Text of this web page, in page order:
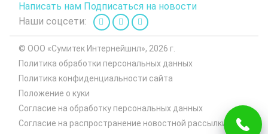
Написать нам Подписаться на новости
Наши соцсети:
© ООО «Сумитек Интернейшнл», 2026 г.
Политика обработки персональных данных
Политика конфиденциальности сайта
Положение о куки
Согласие на обработку персональных данных
Согласие на распространение новостной рассылки